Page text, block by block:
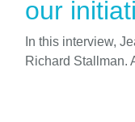
our
In this interview,
Richard Stallman.